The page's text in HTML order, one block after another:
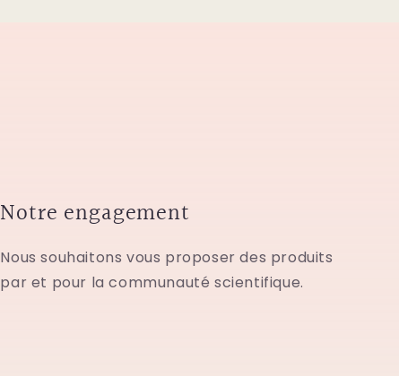
Notre engagement
Nous souhaitons vous proposer des produits
par et pour la communauté scientifique.